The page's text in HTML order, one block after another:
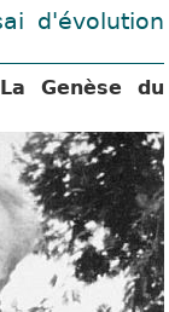
d'évolution
Genèse du